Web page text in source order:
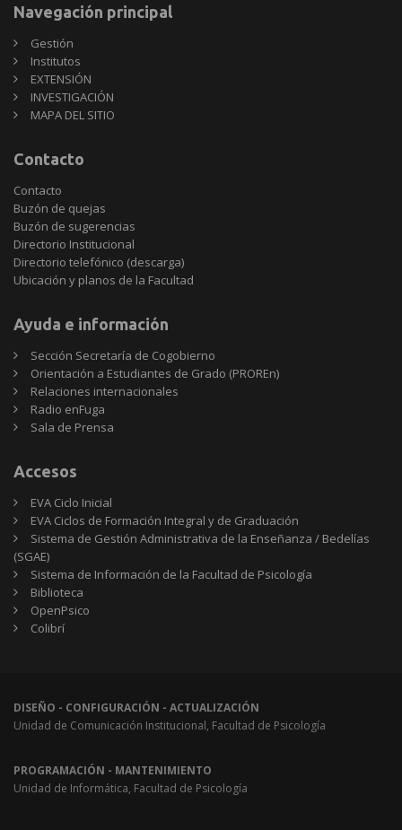
Navegación principal
Gestión
Institutos
EXTENSIÓN
INVESTIGACIÓN
MAPA DEL SITIO
Contacto
Contacto
Buzón de quejas
Buzón de sugerencias
Directorio Institucional
Directorio telefónico (descarga)
Ubicación y planos de la Facultad
Ayuda e información
Sección Secretaría de Cogobierno
Orientación a Estudiantes de Grado (PROREn)
Relaciones internacionales
Radio enFuga
Sala de Prensa
Accesos
EVA Ciclo Inicial
EVA Ciclos de Formación Integral y de Graduación
Sistema de Gestión Administrativa de la Enseñanza / Bedelías
(SGAE)
Sistema de Información de la Facultad de Psicología
Biblioteca
OpenPsico
Colibrí
DISEÑO - CONFIGURACIÓN - ACTUALIZACIÓN
Unidad de Comunicación Institucional, Facultad de Psicología
PROGRAMACIÓN - MANTENIMIENTO
Unidad de Informática, Facultad de Psicología